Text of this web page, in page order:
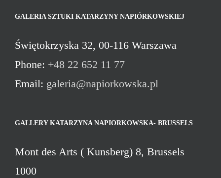
GALERIA SZTUKI KATARZYNY NAPIÓRKOWSKIEJ
Świętokrzyska 32, 00-116 Warszawa
Phone: +48 22 652 11 77
Email: galeria@napiorkowska.pl
GALLERY KATARZYNA NAPIORKOWSKA- BRUSSELS
Mont des Arts ( Kunsberg) 8, Brussels
1000